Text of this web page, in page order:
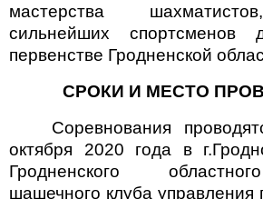
мастерства
сильнейших спортсменов
первенстве Гродненской
СРОКИ И МЕСТО
Соревнования
октября 2020 года в
Гродненского
шашечного клуба управления